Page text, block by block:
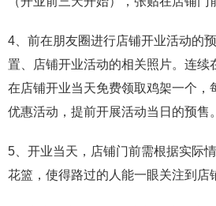
4、前在朋友圈进行店铺开业活动的
置、店铺开业活动的相关照片。连续
在店铺开业当天免费领取鸡架一个，
优惠活动，提前开展活动当日的预售。
5、开业当天，店铺门前需根据实际
花篮，使得路过的人能一眼关注到店